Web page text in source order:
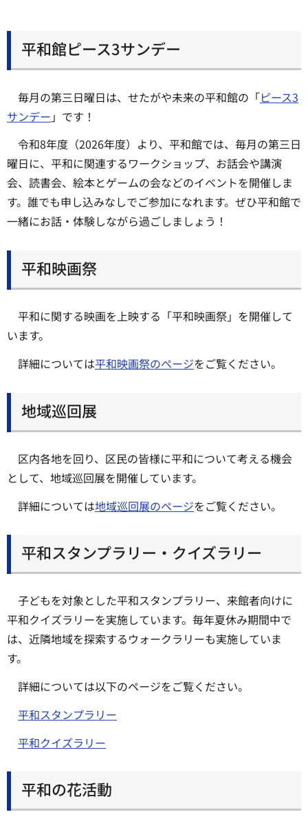
平和館ピース3サンデー
毎月の第三日曜日は、せたがや未来の平和館の「ピース3
サンデー 」です！
令和8年度（2026年度）より、平和館では、毎月の第三日
曜日に、平和に関連するワークショップ、お話会や講演
会、読書会、絵本とゲームの会などのイベントを開催しま
す。誰でも申し込みなしでご参加になれます。ぜひ平和館で
一緒にお話・体験しながら過ごしましょう！
平和映画祭
平和に関する映画を上映する「平和映画祭」を開催して
います。
詳細については平和映画祭のページをご覧ください。
地域巡回展
区内各地を回り、区民の皆様に平和について考える機会
として、地域巡回展を開催しています。
詳細については地域巡回展のページをご覧ください。
平和スタンプラリー・クイズラリー
子どもを対象とした平和スタンプラリー、来館者向けに
平和クイズラリーを実施しています。毎年夏休み期間中で
は、近隣地域を探索するウォークラリーも実施していま
す。
詳細については以下のページをご覧ください。
平和スタンプラリー
平和クイズラリー
平和の花活動